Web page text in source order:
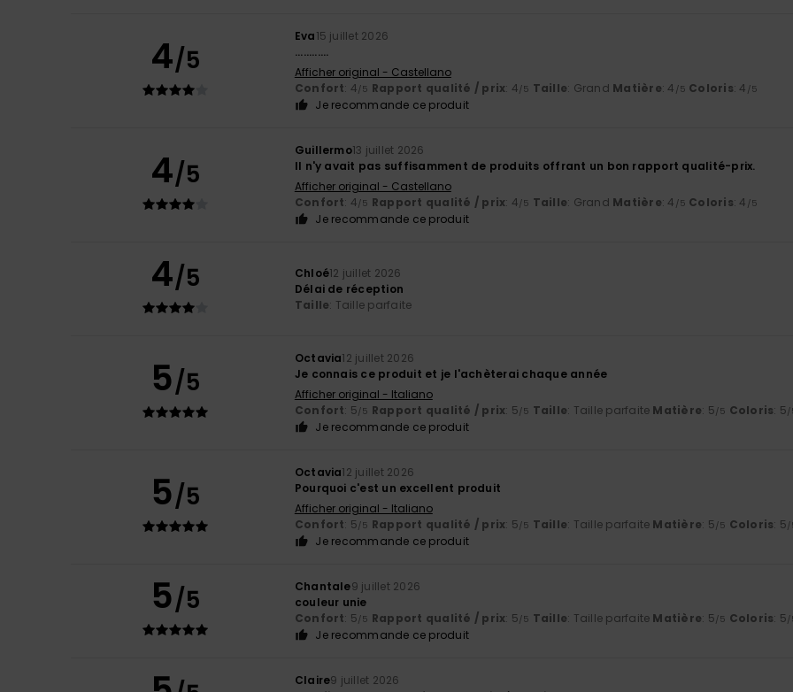
4/5
Eva15 juillet 2026
............
Afficher original - Castellano
Confort: 4/5 Rapport qualité / prix: 4/5 Taille: Grand Matière: 4 /5 Coloris: 4 /5
Je recommande ce produit
4/5
Guillermo13 juillet 2026
Il n'y avait pas suffisamment de produits offrant un bon rapport qualité-prix.
Afficher original - Castellano
Confort: 4/5 Rapport qualité / prix: 4/5 Taille: Grand Matière: 4 /5 Coloris: 4 /5
Je recommande ce produit
4/5 Chloé12 juillet 2026
Délai de réception
Taille: Taille parfaite
5/5
Octavia12 juillet 2026
Je connais ce produit et je l'achèterai chaque année
Afficher original - Italiano
Confort: 5/5 Rapport qualité / prix: 5/5 Taille: Taille parfaite Matière: 5/5 Coloris: 5/
Je recommande ce produit
5/5
Octavia12 juillet 2026
Pourquoi c'est un excellent produit
Afficher original - Italiano
Confort: 5/5 Rapport qualité / prix: 5/5 Taille: Taille parfaite Matière: 5/5 Coloris: 5/
Je recommande ce produit
5/5 Chantale9 juillet 2026
couleur unie
Confort: 5/5 Rapport qualité / prix: 5/5 Taille: Taille parfaite Matière: 5/5 Coloris: 5/
Je recommande ce produit
Claire9 juillet 2026